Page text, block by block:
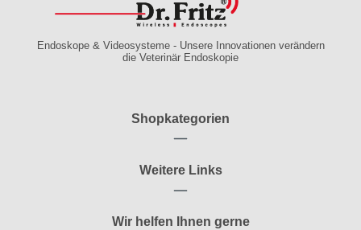
Endoskope & Videosysteme - Unsere Innovationen verändern
die Veterinär Endoskopie
Shopkategorien
Weitere Links
Wir helfen Ihnen gerne